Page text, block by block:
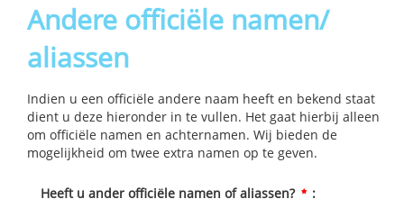
Andere officiële namen/
aliassen
Indien u een officiële andere naam heeft en bekend staat
dient u deze hieronder in te vullen. Het gaat hierbij alleen
om officiële namen en achternamen. Wij bieden de
mogelijkheid om twee extra namen op te geven.
Heeft u ander officiële namen of aliassen? :